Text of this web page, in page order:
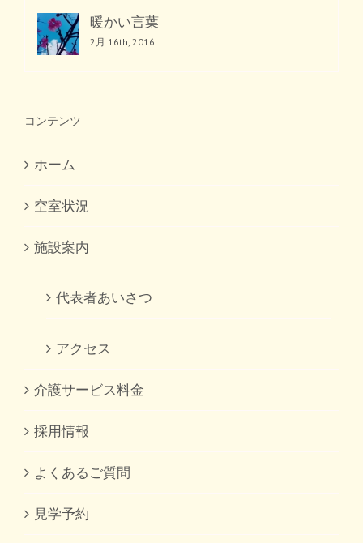
暖かい言葉
2月 16th, 2016
コンテンツ
ホーム
空室状況
施設案内
代表者あいさつ
アクセス
介護サービス料金
採用情報
よくあるご質問
見学予約